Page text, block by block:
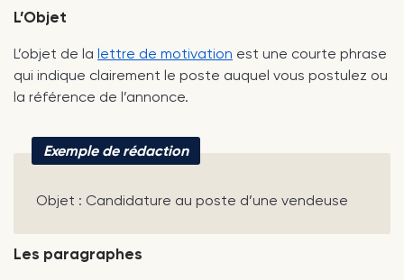
L’Objet
L’objet de la lettre de motivation est une courte phrase
qui indique clairement le poste auquel vous postulez ou
la référence de l’annonce.
Exemple de rédaction
Objet : Candidature au poste d’une vendeuse
Les paragraphes